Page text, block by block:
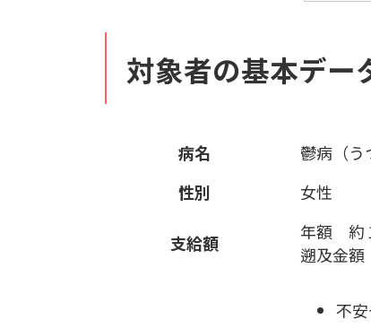
対象者の基本デー
病名
鬱病（う
性別
女性
支給額
年額 約
遡及金
不